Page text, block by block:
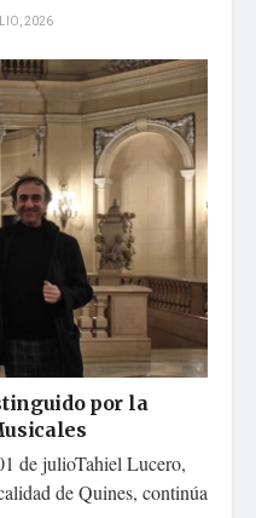
2026
por la
de julioTahiel Lucero,
de Quines, continúa